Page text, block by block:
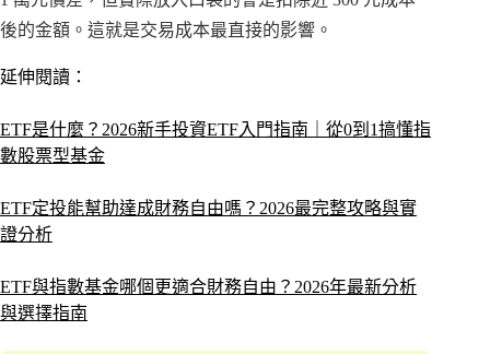
後的金額。這就是交易成本最直接的影響。
延伸閱讀：
ETF是什麼？2026新手投資ETF入門指南｜從0到1搞懂指
數股票型基金
ETF定投能幫助達成財務自由嗎？2026最完整攻略與實
證分析
ETF與指數基金哪個更適合財務自由？2026年最新分析
與選擇指南